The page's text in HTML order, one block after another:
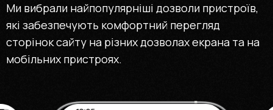
Ми вибрали найпопулярніші дозволи пристроїв,
які забезпечують комфортний перегляд
сторінок сайту на різних дозволах екрана та на
мобільних пристроях.